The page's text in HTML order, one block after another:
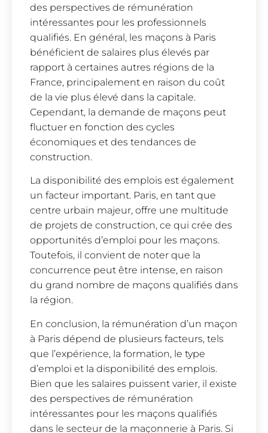
des perspectives de rémunération
intéressantes pour les professionnels
qualifiés. En général, les maçons à Paris
bénéficient de salaires plus élevés par
rapport à certaines autres régions de la
France, principalement en raison du coût
de la vie plus élevé dans la capitale.
Cependant, la demande de maçons peut
fluctuer en fonction des cycles
économiques et des tendances de
construction.
La disponibilité des emplois est également
un facteur important. Paris, en tant que
centre urbain majeur, offre une multitude
de projets de construction, ce qui crée des
opportunités d’emploi pour les maçons.
Toutefois, il convient de noter que la
concurrence peut être intense, en raison
du grand nombre de maçons qualifiés dans
la région.
En conclusion, la rémunération d’un maçon
à Paris dépend de plusieurs facteurs, tels
que l’expérience, la formation, le type
d’emploi et la disponibilité des emplois.
Bien que les salaires puissent varier, il existe
des perspectives de rémunération
intéressantes pour les maçons qualifiés
dans le secteur de la maçonnerie à Paris. Si